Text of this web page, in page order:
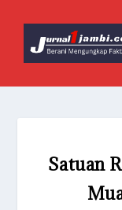
Satuan